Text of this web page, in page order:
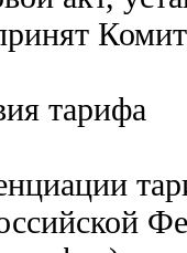
тарифа